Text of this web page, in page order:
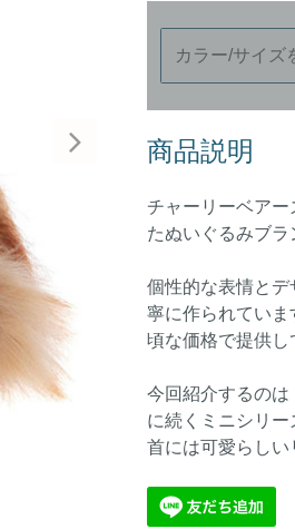
Next 商品説明
チャーリーベア
たぬいぐるみブラ
個性的な表情と
寧に作られてい
頃な価格で提供し
今回紹介するの
に続くミニシリー
首には可愛らしい